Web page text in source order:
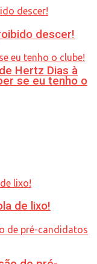
Hertz Dias à
descer!
se eu tenho o
de lixo!